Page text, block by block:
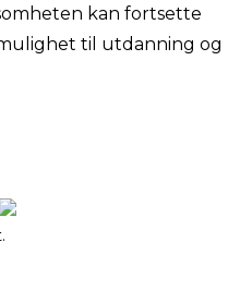
kan fortsette
til utdanning og